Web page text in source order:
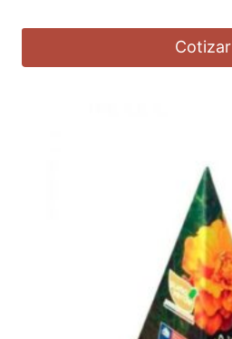
Cotizar